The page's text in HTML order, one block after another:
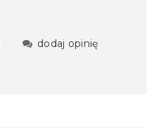
dodaj opinię